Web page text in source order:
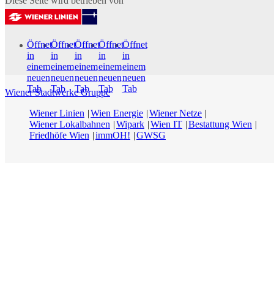
Öffnet
in
einem
neuen
Tab
Öffnet
in
einem
neuen
Tab
Öffnet
in
einem
neuen
Tab
Öffnet
in
einem
neuen
Tab
Öffnet
in
einem
neuen
Tab
Wiener Stadtwerke Gruppe
Wiener Linien
Wien Energie Wiener Netze
Wiener Lokalbahnen
Wipark Wien IT Bestattung Wien
Friedhöfe Wien
immOH! GWSG